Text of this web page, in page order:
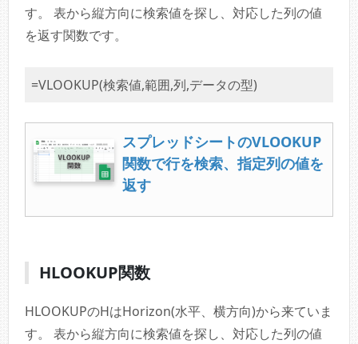
す。 表から縦方向に検索値を探し、対応した列の値
を返す関数です。
=VLOOKUP(検索値,範囲,列,データの型)
スプレッドシートのVLOOKUP
関数で行を検索、指定列の値を
返す
HLOOKUP関数
HLOOKUPのHはHorizon(水平、横方向)から来ていま
す。 表から縦方向に検索値を探し、対応した列の値